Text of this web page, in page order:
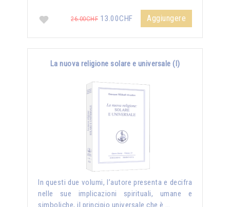
26.00CHF 13.00CHF Aggiungere
La nuova religione solare e universale (I)
In questi due volumi, l’autore presenta e decifra
nelle sue implicazioni spirituali, umane e
simboliche, il principio universale che è …